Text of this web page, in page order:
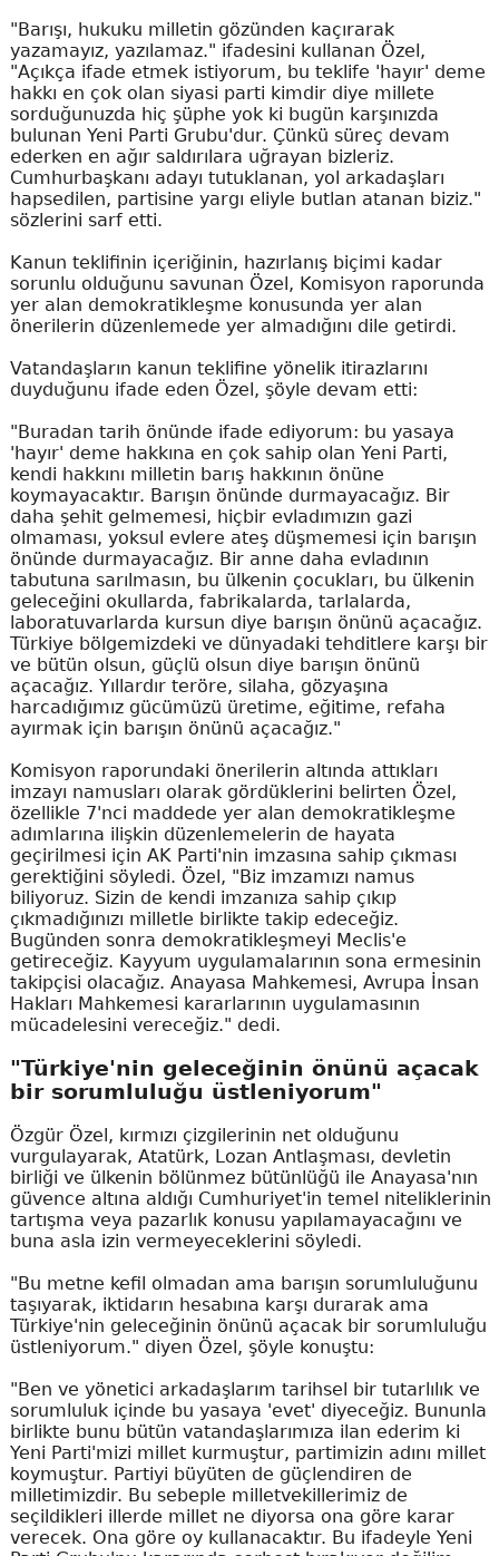
"Barışı, hukuku milletin gözünden kaçırarak
yazamayız, yazılamaz." ifadesini kullanan Özel,
"Açıkça ifade etmek istiyorum, bu teklife 'hayır' deme
hakkı en çok olan siyasi parti kimdir diye millete
sorduğunuzda hiç şüphe yok ki bugün karşınızda
bulunan Yeni Parti Grubu'dur. Çünkü süreç devam
ederken en ağır saldırılara uğrayan bizleriz.
Cumhurbaşkanı adayı tutuklanan, yol arkadaşları
hapsedilen, partisine yargı eliyle butlan atanan biziz."
sözlerini sarf etti.
Kanun teklifinin içeriğinin, hazırlanış biçimi kadar
sorunlu olduğunu savunan Özel, Komisyon raporunda
yer alan demokratikleşme konusunda yer alan
önerilerin düzenlemede yer almadığını dile getirdi.
Vatandaşların kanun teklifine yönelik itirazlarını
duyduğunu ifade eden Özel, şöyle devam etti:
"Buradan tarih önünde ifade ediyorum: bu yasaya
'hayır' deme hakkına en çok sahip olan Yeni Parti,
kendi hakkını milletin barış hakkının önüne
koymayacaktır. Barışın önünde durmayacağız. Bir
daha şehit gelmemesi, hiçbir evladımızın gazi
olmaması, yoksul evlere ateş düşmemesi için barışın
önünde durmayacağız. Bir anne daha evladının
tabutuna sarılmasın, bu ülkenin çocukları, bu ülkenin
geleceğini okullarda, fabrikalarda, tarlalarda,
laboratuvarlarda kursun diye barışın önünü açacağız.
Türkiye bölgemizdeki ve dünyadaki tehditlere karşı bir
ve bütün olsun, güçlü olsun diye barışın önünü
açacağız. Yıllardır teröre, silaha, gözyaşına
harcadığımız gücümüzü üretime, eğitime, refaha
ayırmak için barışın önünü açacağız."
Komisyon raporundaki önerilerin altında attıkları
imzayı namusları olarak gördüklerini belirten Özel,
özellikle 7'nci maddede yer alan demokratikleşme
adımlarına ilişkin düzenlemelerin de hayata
geçirilmesi için AK Parti'nin imzasına sahip çıkması
gerektiğini söyledi. Özel, "Biz imzamızı namus
biliyoruz. Sizin de kendi imzanıza sahip çıkıp
çıkmadığınızı milletle birlikte takip edeceğiz.
Bugünden sonra demokratikleşmeyi Meclis'e
getireceğiz. Kayyum uygulamalarının sona ermesinin
takipçisi olacağız. Anayasa Mahkemesi, Avrupa İnsan
Hakları Mahkemesi kararlarının uygulamasının
mücadelesini vereceğiz." dedi.
"Türkiye'nin geleceğinin önünü açacak
bir sorumluluğu üstleniyorum"
Özgür Özel, kırmızı çizgilerinin net olduğunu
vurgulayarak, Atatürk, Lozan Antlaşması, devletin
birliği ve ülkenin bölünmez bütünlüğü ile Anayasa'nın
güvence altına aldığı Cumhuriyet'in temel niteliklerinin
tartışma veya pazarlık konusu yapılamayacağını ve
buna asla izin vermeyeceklerini söyledi.
"Bu metne kefil olmadan ama barışın sorumluluğunu
taşıyarak, iktidarın hesabına karşı durarak ama
Türkiye'nin geleceğinin önünü açacak bir sorumluluğu
üstleniyorum." diyen Özel, şöyle konuştu:
"Ben ve yönetici arkadaşlarım tarihsel bir tutarlılık ve
sorumluluk içinde bu yasaya 'evet' diyeceğiz. Bununla
birlikte bunu bütün vatandaşlarımıza ilan ederim ki
Yeni Parti'mizi millet kurmuştur, partimizin adını millet
koymuştur. Partiyi büyüten de güçlendiren de
milletimizdir. Bu sebeple milletvekillerimiz de
seçildikleri illerde millet ne diyorsa ona göre karar
verecek. Ona göre oy kullanacaktır. Bu ifadeyle Yeni